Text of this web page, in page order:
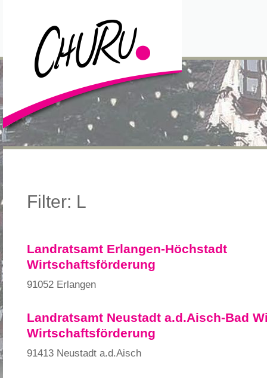
Filter: L
Landratsamt Erlangen-Höchstadt
Wirtschaftsförderung
91052 Erlangen
Landratsamt Neustadt a.d.Aisch-Bad
Wirtschaftsförderung
91413 Neustadt a.d.Aisch